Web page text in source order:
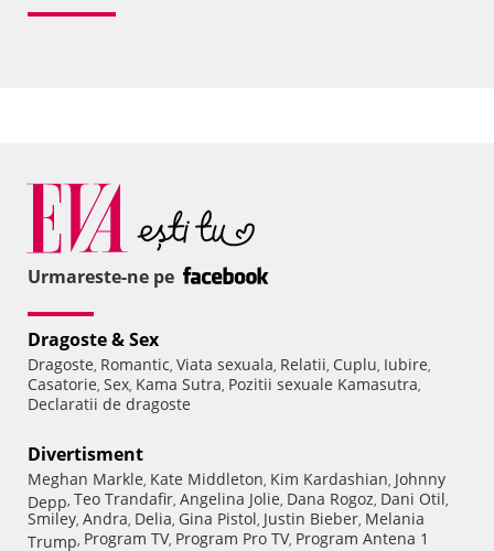
Urmareste-ne pe
Dragoste & Sex
Dragoste, Romantic, Viata sexuala, Relatii, Cuplu, Iubire,
Casatorie, Sex, Kama Sutra, Pozitii sexuale Kamasutra,
Declaratii de dragoste
Divertisment
Meghan Markle, Kate Middleton, Kim Kardashian, Johnny
Depp, Teo Trandafir, Angelina Jolie, Dana Rogoz, Dani Otil,
Smiley, Andra, Delia, Gina Pistol, Justin Bieber, Melania
Trump, Program TV, Program Pro TV, Program Antena 1